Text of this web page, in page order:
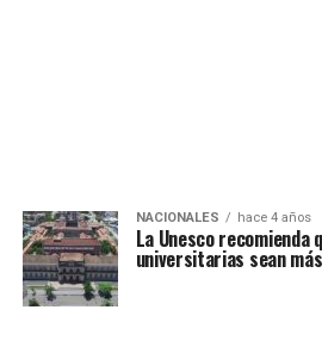
NACIONALES hace 4 años
La Unesco recomienda
universitarias sean